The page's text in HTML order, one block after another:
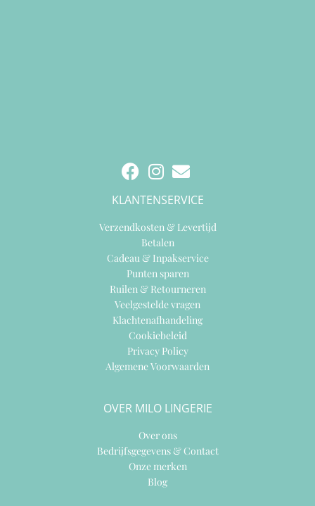
KLANTENSERVICE
Verzendkosten & Levertijd
Betalen
Cadeau & Inpakservice
Punten sparen
Ruilen & Retourneren
Veelgestelde vragen
Klachtenafhandeling
Cookiebeleid
Privacy Policy
Algemene Voorwaarden
OVER MILO LINGERIE
Over ons
Bedrijfsgegevens & Contact
Onze merken
Blog